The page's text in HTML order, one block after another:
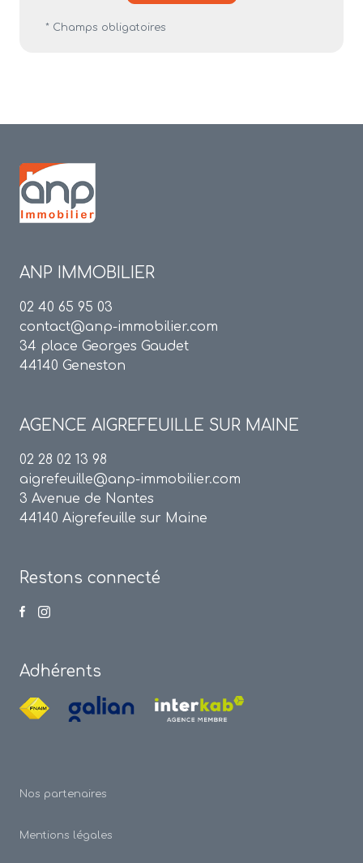
* Champs obligatoires
ANP IMMOBILIER
02 40 65 95 03
contact@anp-immobilier.com
34 place Georges Gaudet
44140 Geneston
AGENCE AIGREFEUILLE SUR MAINE
02 28 02 13 98
aigrefeuille@anp-immobilier.com
3 Avenue de Nantes
44140 Aigrefeuille sur Maine
Restons connecté
Adhérents
Nos partenaires
Mentions légales